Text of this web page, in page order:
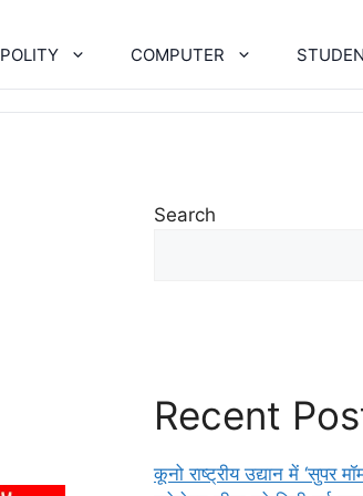
POLITY COMPUTER
Search
Recent
कूनो राष्ट्रीय उद्यान में ‘सुपर